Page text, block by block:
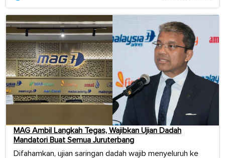
MAG Ambil Langkah Tegas, Wajibkan Ujian Dadah
Mandatori Buat Semua Juruterbang
Difahamkan, ujian saringan dadah wajib menyeluruh ke